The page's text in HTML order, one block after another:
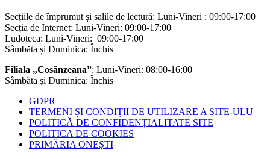
Secțiile de împrumut și salile de lectură: Luni-Vineri : 09:00-17:00
Secția de Internet: Luni-Vineri: 09:00-17:00
Ludoteca: Luni-Vineri: 09:00-17:00
Sâmbăta și Duminica: Închis
Filiala „Cosânzeana”: Luni-Vineri: 08:00-16:00
Sâmbăta și Duminica: Închis
GDPR
TERMENI ȘI CONDIȚII DE UTILIZARE A SITE-ULU
POLITICĂ DE CONFIDENȚIALITATE SITE
POLITICA DE COOKIES
PRIMĂRIA ONEȘTI